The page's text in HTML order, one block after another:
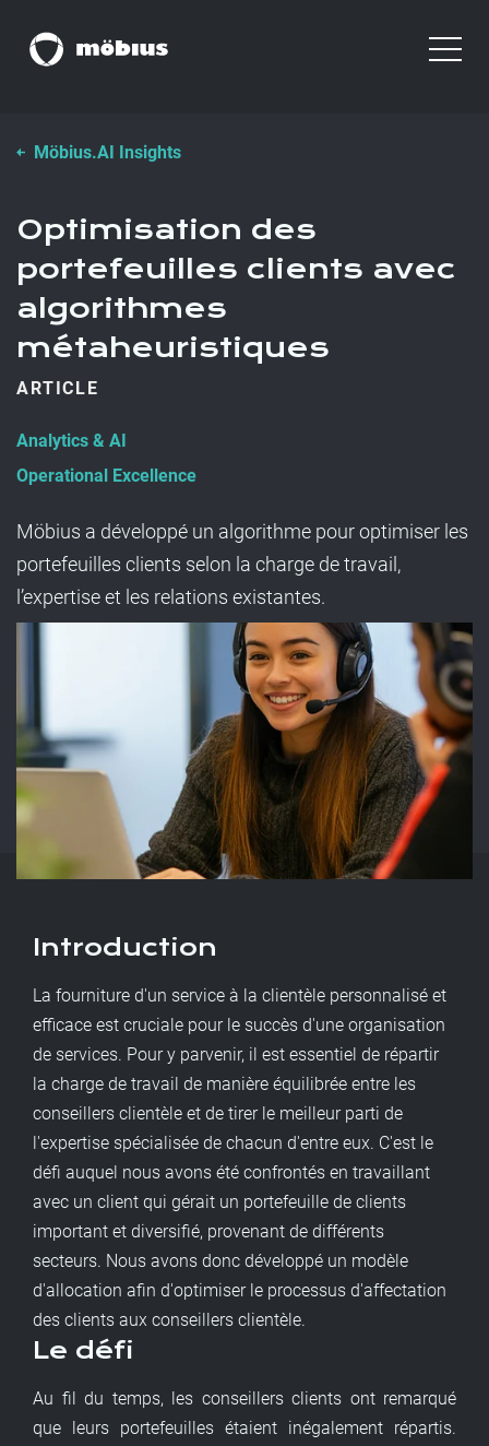
Möbius.AI Insights
Optimisation des
portefeuilles clients avec
algorithmes
métaheuristiques
ARTICLE
Analytics & AI
Operational Excellence
Möbius a développé un algorithme pour optimiser les
portefeuilles clients selon la charge de travail,
l’expertise et les relations existantes.
Introduction
La fourniture d'un service à la clientèle personnalisé et
efficace est cruciale pour le succès d'une organisation
de services. Pour y parvenir, il est essentiel de répartir
la charge de travail de manière équilibrée entre les
conseillers clientèle et de tirer le meilleur parti de
l'expertise spécialisée de chacun d'entre eux. C'est le
défi auquel nous avons été confrontés en travaillant
avec un client qui gérait un portefeuille de clients
important et diversifié, provenant de différents
secteurs. Nous avons donc développé un modèle
d'allocation afin d'optimiser le processus d'affectation
des clients aux conseillers clientèle.
Le défi
Au fil du temps, les conseillers clients ont remarqué
que leurs portefeuilles étaient inégalement répartis.